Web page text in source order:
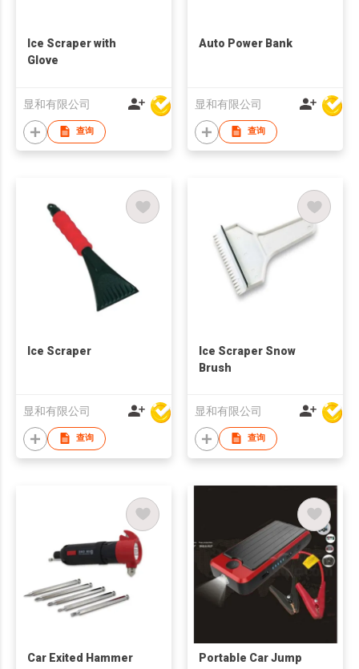
Ice Scraper with
Glove
显和有限公司
查询
Auto Power Bank
显和有限公司
查询
Ice Scraper
显和有限公司
查询
Ice Scraper Snow
Brush
显和有限公司
查询
Car Exited Hammer
Portable Car Jump